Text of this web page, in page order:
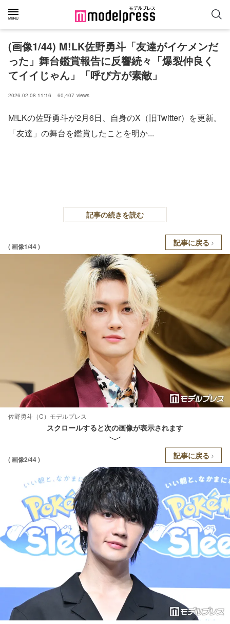
(画像1/44) M!LK佐野勇斗「友達がイケメンだ
った」舞台鑑賞報告に反響続々「爆裂仲良く
てイイじゃん」「呼び方が素敵」
2026.02.08 11:16 60,407 views
M!LKの佐野勇斗が2月6日、自身のX（旧Twitter）を更新。
「友達」の舞台を鑑賞したことを明か...
記事の続きを読む
( 画像1/44 ) 記事に戻る
佐野勇斗（C）モデルプレス
スクロールすると次の画像が表示されます
( 画像2/44 ) 記事に戻る